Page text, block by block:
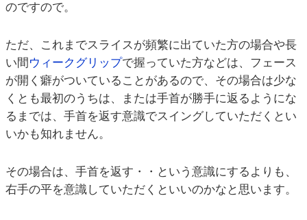
のですので。
ただ、これまでスライスが頻繁に出ていた方の場合や長
い間 ウィークグリップで握っていた方などは、フェース
が開く癖がついていることがあるので、その場合は少な
くとも最初のうちは、または手首が勝手に返るようにな
るまでは、手首を返す意識でスイングしていただくとい
いかも知れません。
その場合は、手首を返す・・という意識にするよりも、
右手の平を意識していただくといいのかなと思います。